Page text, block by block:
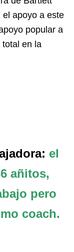
apoyo a este
popular a
total en la
el
añitos,
pero
coach.